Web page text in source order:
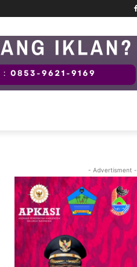
- Advertisment -